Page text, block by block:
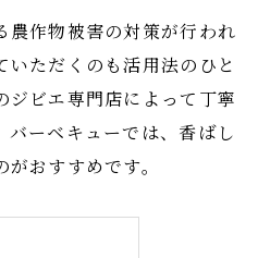
農作物被害の対策が行われ
ただくのも活用法のひと
ビエ専門店によって丁寧
バーベキューでは、香ばし
おすすめです。